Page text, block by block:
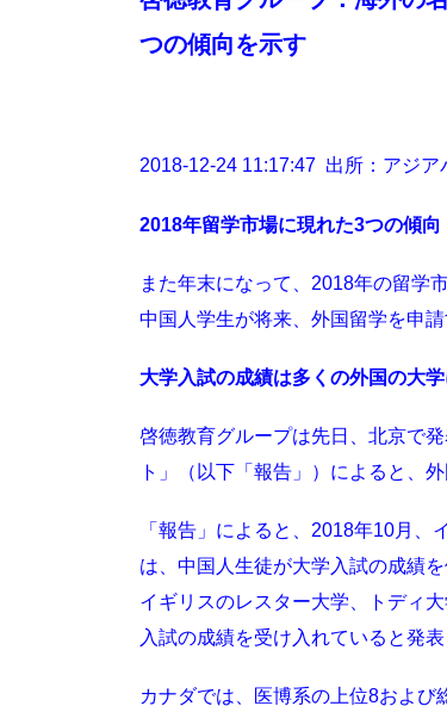
つの傾向を示す
2018-12-24 11:17:47 出所：アジア
2018年留学市場に現れた3つの傾向
また年末になって、2018年の留学
中国人学生が将来、外国留学を申
大学入試の成績は多くの外国の大学
啓徳教育グループは先日、北京で
ト」（以下「報告」）によると、
「報告」によると、2018年10月
は、中国人生徒が大学入試の成績
イギリスのレスター大学、トディ
入試の成績を受け入れていると発表
カナダでは、医博系の上位8およ